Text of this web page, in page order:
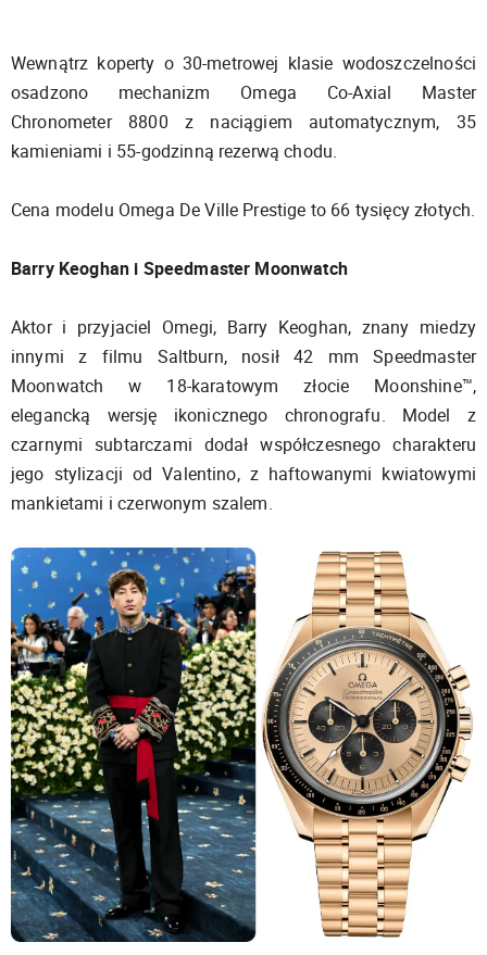
Wewnątrz koperty o 30-metrowej klasie wodoszczelności
osadzono mechanizm Omega Co-Axial Master
Chronometer 8800 z naciągiem automatycznym, 35
kamieniami i 55-godzinną rezerwą chodu.
Cena modelu Omega De Ville Prestige to 66 tysięcy złotych.
Barry Keoghan i Speedmaster Moonwatch
Aktor i przyjaciel Omegi, Barry Keoghan, znany miedzy
innymi z filmu Saltburn, nosił 42 mm Speedmaster
Moonwatch w 18-karatowym złocie Moonshine™,
elegancką wersję ikonicznego chronografu. Model z
czarnymi subtarczami dodał współczesnego charakteru
jego stylizacji od Valentino, z haftowanymi kwiatowymi
mankietami i czerwonym szalem.